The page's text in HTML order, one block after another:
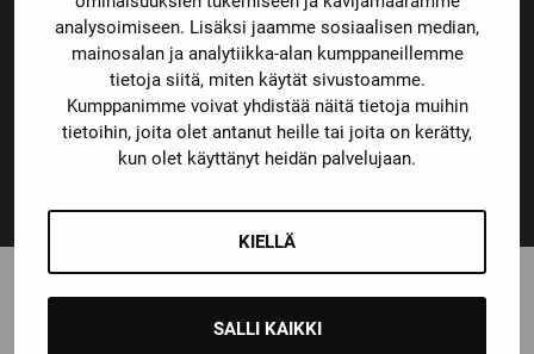
analysoimiseen. Lisäksi jaamme sosiaalisen median,
mainosalan ja analytiikka-alan kumppaneillemme
tietoja siitä, miten käytät sivustoamme.
Kumppanimme voivat yhdistää näitä tietoja muihin
tietoihin, joita olet antanut heille tai joita on kerätty,
kun olet käyttänyt heidän palvelujaan.
KIELLÄ
SALLI KAIKKI
Nopeat toimitusajat